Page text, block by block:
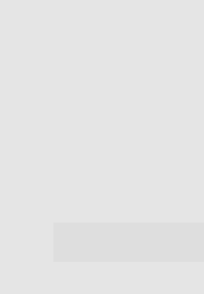
to perfekcyjna